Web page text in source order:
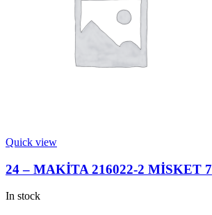
Quick view
24 – MAKİTA 216022-2 MİSKET 7
In stock